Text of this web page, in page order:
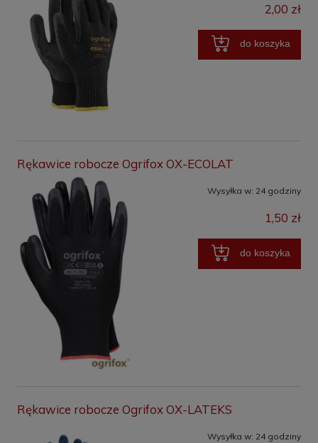
2,00 zł
do koszyka
Rękawice robocze Ogrifox OX-ECOLAT
Wysyłka w: 24 godziny
1,50 zł
do koszyka
Rękawice robocze Ogrifox OX-LATEKS
Wysyłka w: 24 godziny